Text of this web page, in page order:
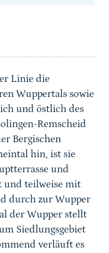
Linie die
Wuppertals sowie
und östlich des
Remscheid
Bergischen
hin, ist sie
und
und teilweise mit
durch zur Wupper
der Wupper stellt
Siedlungsgebiet
verläuft es